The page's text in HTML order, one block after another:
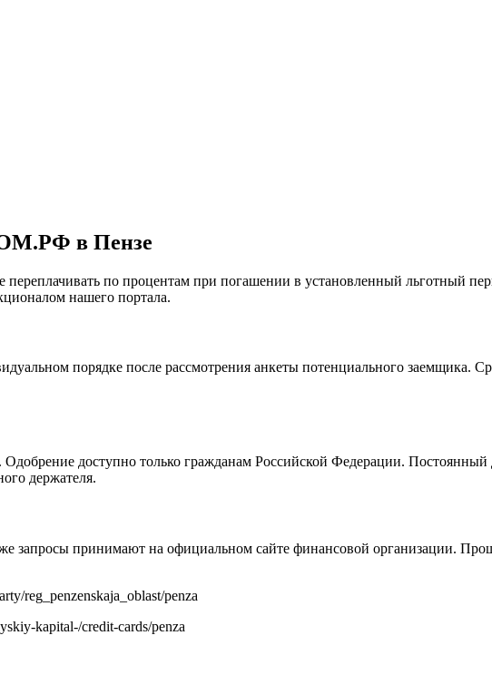
в Пензе
переплачивать по процентам при погашении в установленный льготный
нашего портала.
порядке после рассмотрения анкеты потенциального заемщика.
доступно только гражданам Российской Федерации.
держателя.
принимают на официальном сайте финансовой организации.
reg_penzenskaja_oblast/penza
kapital-/credit-cards/penza